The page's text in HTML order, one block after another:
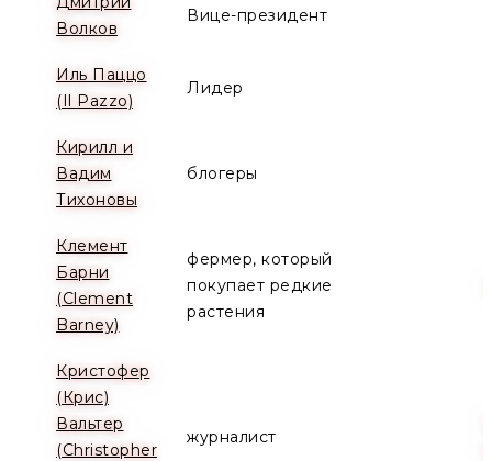
Волков
Вице-президент
Иль Паццо
(Il Pazzo)
Лидер
Кирилл и
Вадим
Тихоновы
блогеры
Клемент
Барни
(Clement
Barney)
фермер, который
покупает редкие
растения
Кристофер
(Крис)
Вальтер
(Christopher
журналист